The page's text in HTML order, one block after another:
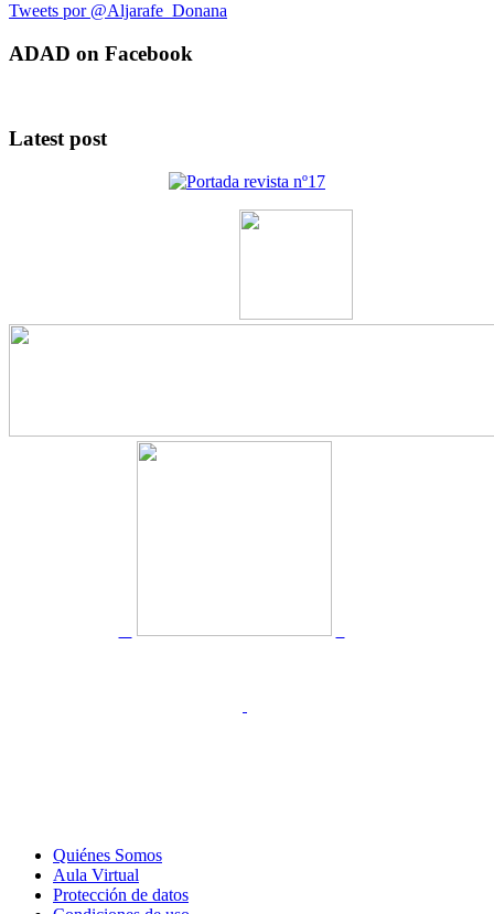
Tweets por @Aljarafe_Donana
ADAD on Facebook
Latest post
Quiénes Somos
Aula Virtual
Protección de datos